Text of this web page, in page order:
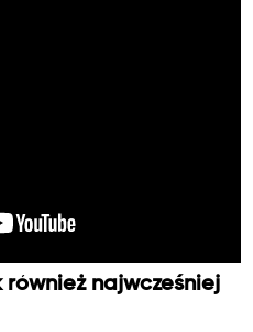
najwcześniej